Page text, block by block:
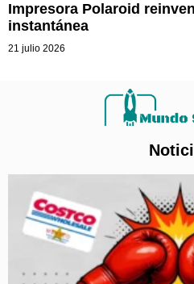
Impresora Polaroid
instantánea
21 julio 2026